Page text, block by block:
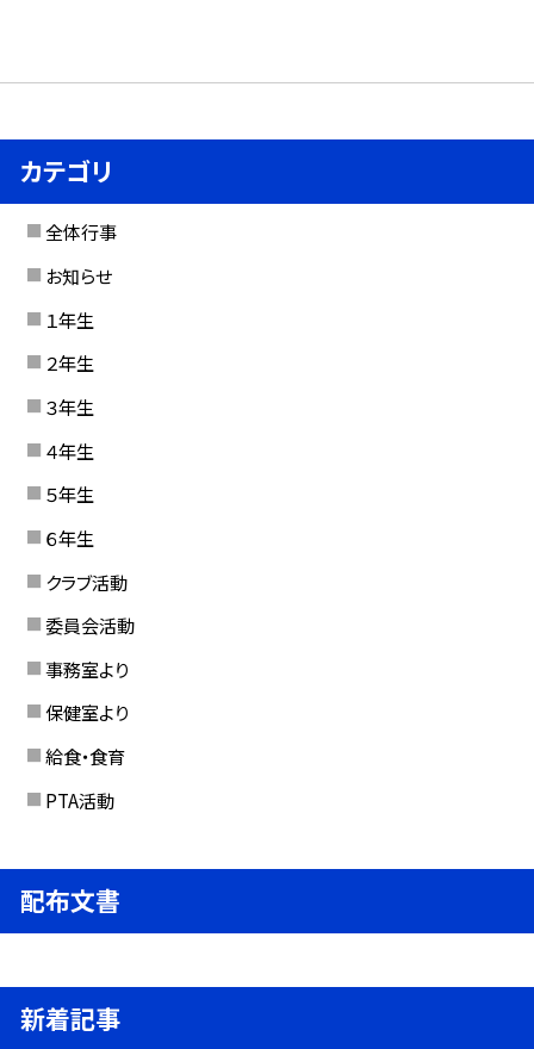
カテゴリ
全体行事
お知らせ
１年生
２年生
３年生
４年生
５年生
６年生
クラブ活動
委員会活動
事務室より
保健室より
給食・食育
PTA活動
配布文書
新着記事